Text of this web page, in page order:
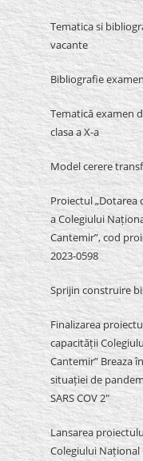
Tematica si
vacante
Bibliografie
Tematică examen
clasa a X-a
Model cerere
Proiectul
a Colegiului
Cantemir”, cod
2023-0598
Sprijin construire
Finalizarea
capacității
Cantemir” Breaza
situației de
SARS COV 2″
Lansarea
Colegiului